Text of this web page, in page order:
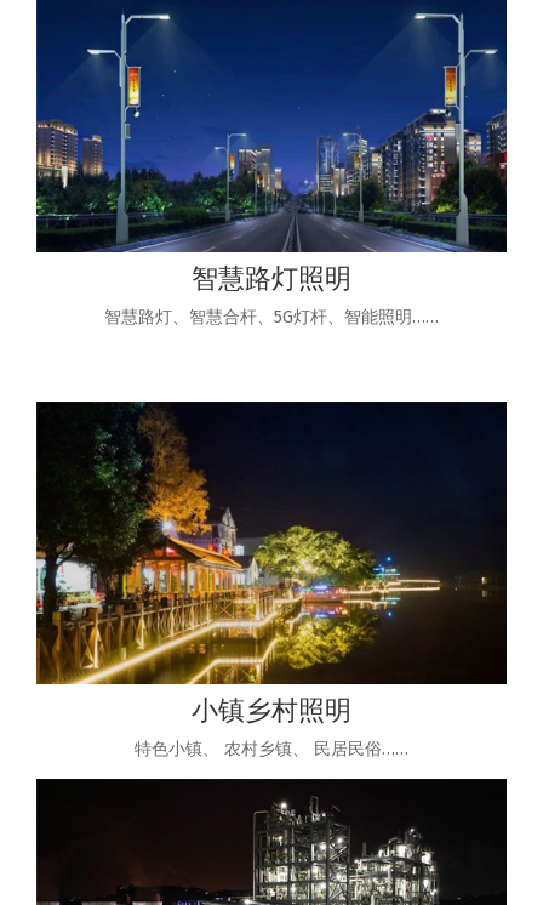
智慧路灯照明
智慧路灯、智慧合杆、5G灯杆、智能照明……
小镇乡村照明
特色小镇、 农村乡镇、 民居民俗……